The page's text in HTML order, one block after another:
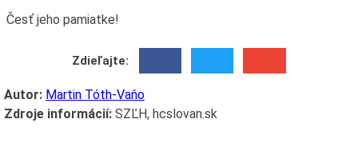
Česť jeho pamiatke!
Zdieľajte:
Autor: Martin Tóth-Vaňo
Zdroje informácií:SZĽH, hcslovan.sk